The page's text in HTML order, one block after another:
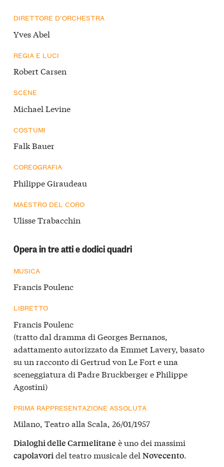
DIRETTORE D’ORCHESTRA
Yves Abel
REGIA E LUCI
Robert Carsen
SCENE
Michael Levine
COSTUMI
Falk Bauer
COREOGRAFIA
Philippe Giraudeau
MAESTRO DEL CORO
Ulisse Trabacchin
Opera in tre atti e dodici quadri
MUSICA
Francis Poulenc
LIBRETTO
Francis Poulenc
(tratto dal dramma di Georges Bernanos,
adattamento autorizzato da Emmet Lavery, basato
su un racconto di Gertrud von Le Fort e una
sceneggiatura di Padre Bruckberger e Philippe
Agostini)
PRIMA RAPPRESENTAZIONE ASSOLUTA
Milano, Teatro alla Scala, 26/01/1957
Dialoghi delle Carmelitane è uno dei massimi
capolavoridel teatro musicale del Novecento.